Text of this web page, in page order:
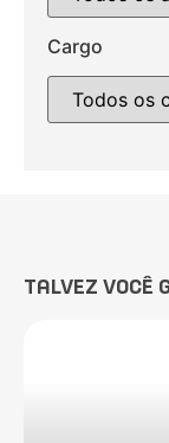
Cargo
TALVEZ VOCÊ